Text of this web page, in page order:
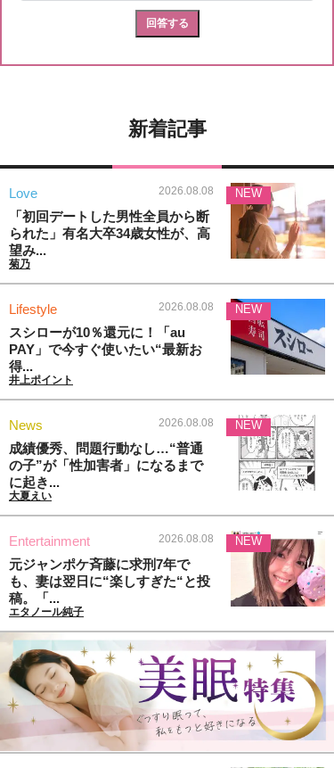
新着記事
Love 2026.08.08
「初回デートした男性全員から断
られた」有名大卒34歳女性が、高
望み...
菊乃
NEW
Lifestyle 2026.08.08
スシローが10％還元に！「au
PAY」で今すぐ使いたい“最新お
得...
井上ポイント
NEW
News 2026.08.08
成績優秀、問題行動なし…“普通
の子”が「性加害者」になるまで
に起き...
大夏えい
NEW
Entertainment 2026.08.08
元ジャンポケ斉藤に求刑7年で
も、妻は翌日に“楽しすぎた“と投
稿。「...
エタノール純子
NEW